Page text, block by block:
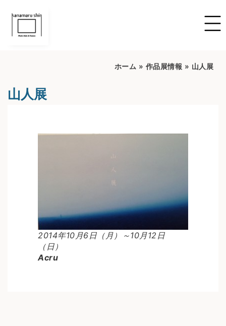
ホーム » 作品展情報 » 山人展
山人展
2014年10月6日（月）～10月12日
（日）
Acru